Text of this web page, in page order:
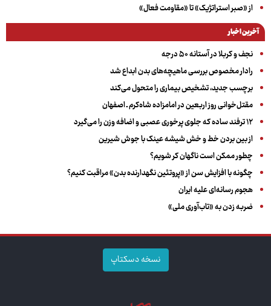
از «صبر استراتژیک» تا «مقاومت فعال»
آخرین اخبار
نجف و کربلا در آستانه ۵۰ درجه
رادار مخصوص بررسی ماهیچه‌های بدن ابداع شد
برچسب جدید، تشخیص بیماری را متحول می‌کند
مقتل‌خوانی روز اربعین در امامزاده شاه‌کرم ـ اصفهان
۱۲ ترفند ساده که جلوی پرخوری عصبی و اضافه ‌وزن را می‌گیرد
از بین بردن خط و خش شیشه عینک با جوش شیرین
چطور ممکن است ناگهان کر شویم؟
چگونه با افزایش سن از «پروتئین نگهدارنده بدن» مراقبت کنیم؟
هجوم رسانه‌ای علیه ایران
ضربه زدن به «تاب‌آوری ملی»
نسخه دسکتاپ